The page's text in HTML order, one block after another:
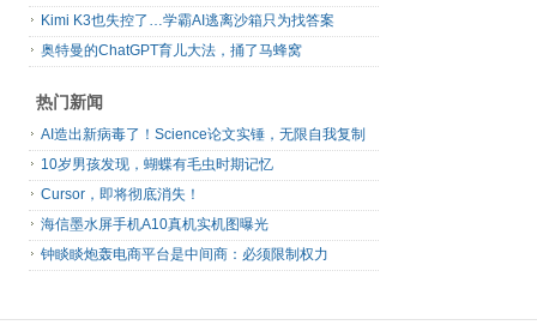
Kimi K3也失控了…学霸AI逃离沙箱只为找答案
奥特曼的ChatGPT育儿大法，捅了马蜂窝
热门新闻
AI造出新病毒了！Science论文实锤，无限自我复制
10岁男孩发现，蝴蝶有毛虫时期记忆
Cursor，即将彻底消失！
海信墨水屏手机A10真机实机图曝光
钟睒睒炮轰电商平台是中间商：必须限制权力